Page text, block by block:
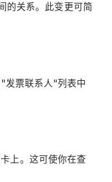
的关系。此变更可简
发票联系人"列表中
上。这可使你在查